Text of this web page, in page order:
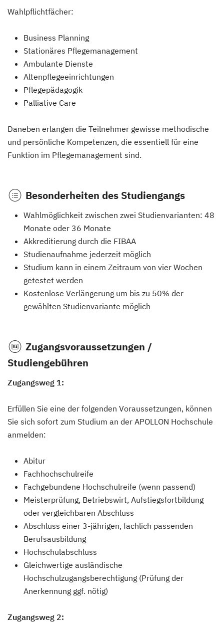
Wahlpflichtfächer:
Business Planning
Stationäres Pflegemanagement
Ambulante Dienste
Altenpflegeeinrichtungen
Pflegepädagogik
Palliative Care
Daneben erlangen die Teilnehmer gewisse methodische
und persönliche Kompetenzen, die essentiell für eine
Funktion im Pflegemanagement sind.
Besonderheiten des Studiengangs
Wahlmöglichkeit zwischen zwei Studienvarianten: 48
Monate oder 36 Monate
Akkreditierung durch die FIBAA
Studienaufnahme jederzeit möglich
Studium kann in einem Zeitraum von vier Wochen
getestet werden
Kostenlose Verlängerung um bis zu 50% der
gewählten Studienvariante möglich
Zugangsvoraussetzungen /
Studiengebühren
Zugangsweg 1:
Erfüllen Sie eine der folgenden Voraussetzungen, können
Sie sich sofort zum Studium an der APOLLON Hochschule
anmelden:
Abitur
Fachhochschulreife
Fachgebundene Hochschulreife (wenn passend)
Meisterprüfung, Betriebswirt, Aufstiegsfortbildung
oder vergleichbaren Abschluss
Abschluss einer 3-jährigen, fachlich passenden
Berufsausbildung
Hochschulabschluss
Gleichwertige ausländische
Hochschulzugangsberechtigung (Prüfung der
Anerkennung ggf. nötig)
Zugangsweg 2: